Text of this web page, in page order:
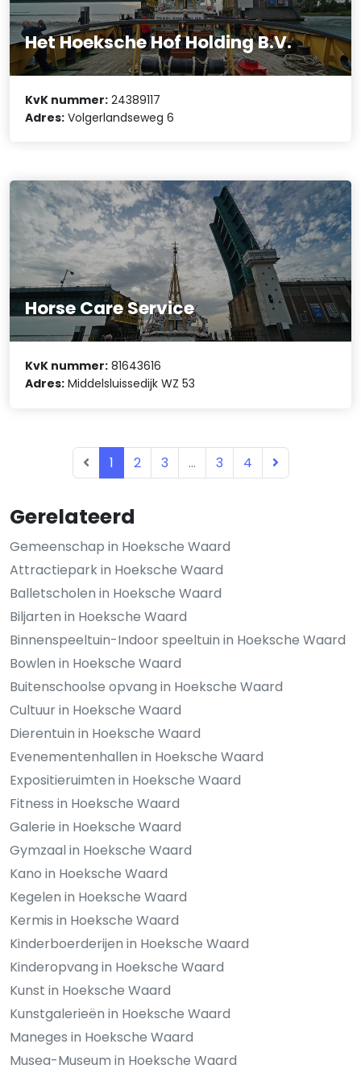
Gerelateerd
Gemeenschap in Hoeksche Waard
Attractiepark in Hoeksche Waard
Balletscholen in Hoeksche Waard
Biljarten in Hoeksche Waard
Binnenspeeltuin-Indoor speeltuin in Hoeksche Waard
Bowlen in Hoeksche Waard
Buitenschoolse opvang in Hoeksche Waard
Cultuur in Hoeksche Waard
Dierentuin in Hoeksche Waard
Evenementenhallen in Hoeksche Waard
Expositieruimten in Hoeksche Waard
Fitness in Hoeksche Waard
Galerie in Hoeksche Waard
Gymzaal in Hoeksche Waard
Kano in Hoeksche Waard
Kegelen in Hoeksche Waard
Kermis in Hoeksche Waard
Kinderboerderijen in Hoeksche Waard
Kinderopvang in Hoeksche Waard
Kunst in Hoeksche Waard
Kunstgalerieën in Hoeksche Waard
Maneges in Hoeksche Waard
Musea-Museum in Hoeksche Waard
Het Hoeksche Hof Holding B.V.
KvK nummer: 24389117
Adres: Volgerlandseweg 6
Horse Care Service
KvK nummer: 81643616
Adres: Middelsluissedijk WZ 53
1 2 3 ... 3 4